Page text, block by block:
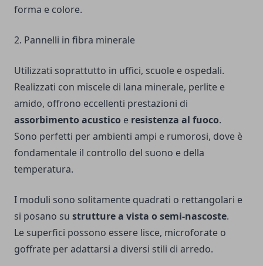
forma e colore.
2. Pannelli in fibra minerale
Utilizzati soprattutto in uffici, scuole e ospedali.
Realizzati con miscele di lana minerale, perlite e
amido, offrono eccellenti prestazioni di
assorbimento acustico e resistenza al fuoco.
Sono perfetti per ambienti ampi e rumorosi, dove è
fondamentale il controllo del suono e della
temperatura.
I moduli sono solitamente quadrati o rettangolari e
si posano su strutture a vista o semi-nascoste.
Le superfici possono essere lisce, microforate o
goffrate per adattarsi a diversi stili di arredo.